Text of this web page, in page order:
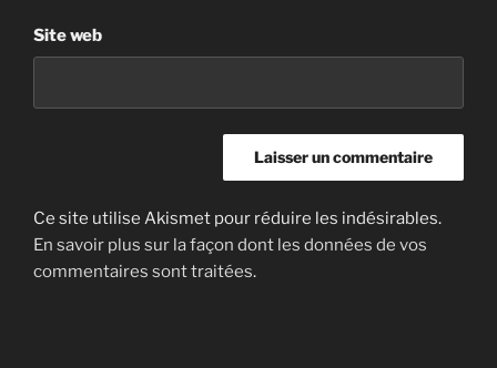
Site web
Ce site utilise Akismet pour réduire les indésirables.
En savoir plus sur la façon dont les données de vos
commentaires sont traitées.